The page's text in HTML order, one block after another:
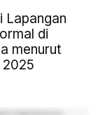
Lapangan
di
menurut